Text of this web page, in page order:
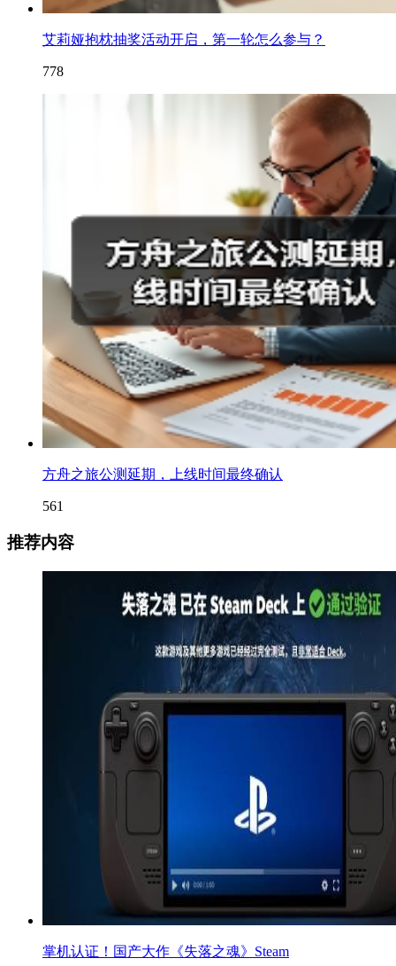
艾莉娅抱枕抽奖活动开启，第一轮怎么参与？
778
方舟之旅公测延期，上线时间最终确认
561
推荐内容
掌机认证！国产大作《失落之魂》Steam